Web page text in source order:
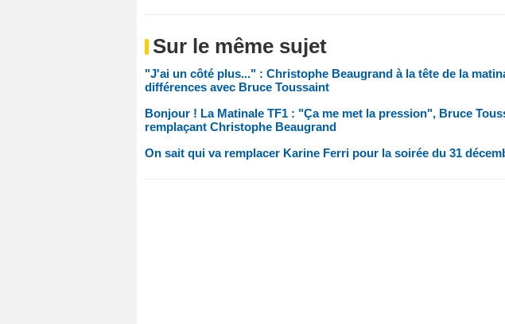
Sur le même sujet
"J'ai un côté plus..." : Christophe Beaugrand à la tête de la
différences avec Bruce Toussaint
Bonjour ! La Matinale TF1 : "Ça me met la pression", Bruce
remplaçant Christophe Beaugrand
On sait qui va remplacer Karine Ferri pour la soirée du 31